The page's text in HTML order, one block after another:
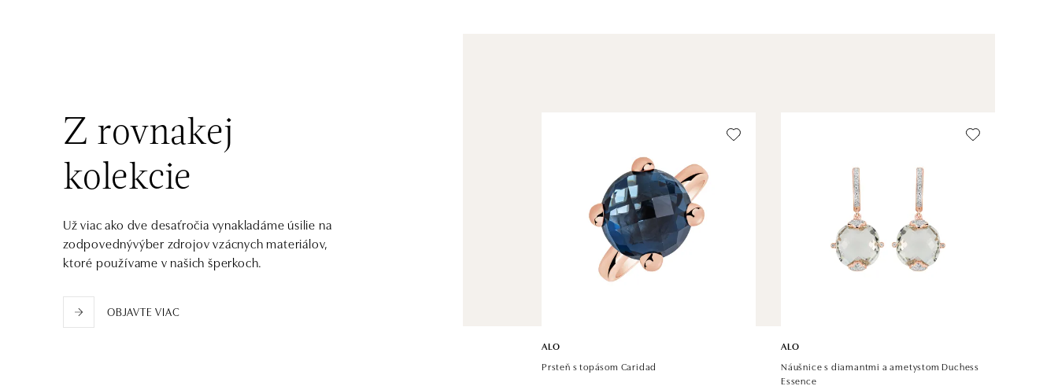
Rudná 3114/114, 700 30 Ostrava-Zábřeh
tel.: +420605174749
dnes otvorené od 09:00
Z rovnakej
kolekcie
Už viac ako dve desaťročia vynakladáme úsilie na
zodpovednývýber zdrojov vzácnych materiálov,
ktoré používame v našich šperkoch.
OBJAVTE VIAC
ALO
Prsteň s topásom Caridad
ALO
Náušnice s diamantmi a ametystom Duchess
Essence